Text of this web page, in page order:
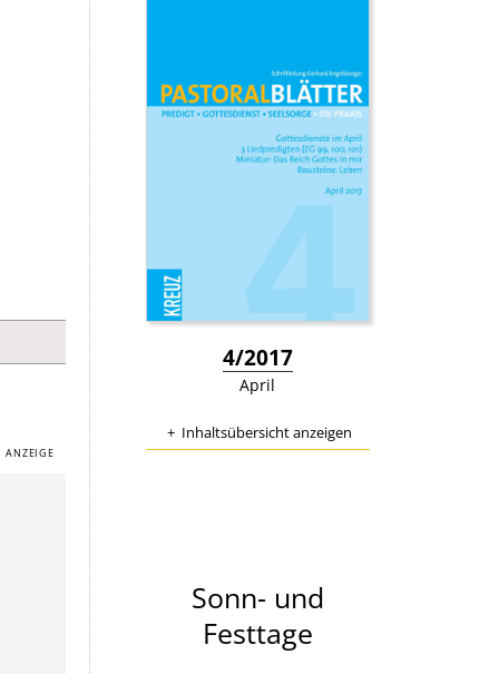
4/2017:
April
Inhaltsübersicht anzeigen
Sonn- und
Festtage